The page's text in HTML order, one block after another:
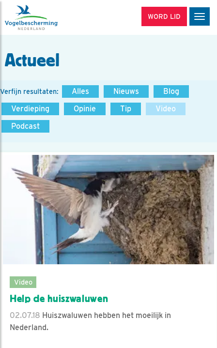
WORD LID
Actueel
Verfijn resultaten: Alles Nieuws
Blog
Verdieping
Opinie Tip
Video
Podcast
Video
Help de huiszwaluwen
02.07.18 Huiszwaluwen hebben het moeilijk in
Nederland.